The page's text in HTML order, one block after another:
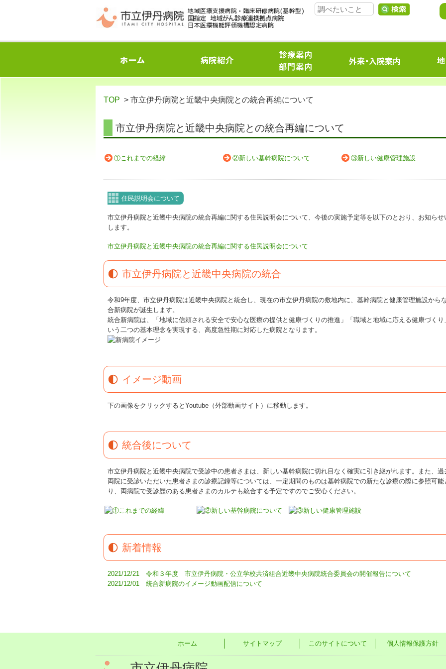
TOP > 市立伊丹病院と近畿中央病院との統合再編について
市立伊丹病院と近畿中央病院との統合再編について
①これまでの経緯 ②新しい基幹病院について ③新しい健康管理施設
住民説明会について
市立伊丹病院と近畿中央病院の統合再編に関する住民説明会について、今後の実施予定等を以下のとおり、お知らせ
します。
市立伊丹病院と近畿中央病院の統合再編に関する住民説明会について
市立伊丹病院と近畿中央病院の統合
令和9年度、市立伊丹病院は近畿中央病院と統合し、現在の市立伊丹病院の敷地内に、基幹病院と健康管理施設から
合新病院が誕生します。
統合新病院は、「地域に信頼される安全で安心な医療の提供と健康づくりの推進」「職域と地域に応える健康づくり
いう二つの基本理念を実現する、高度急性期に対応した病院となります。
イメージ動画
下の画像をクリックするとYoutube（外部動画サイト）に移動します。
統合後について
市立伊丹病院と近畿中央病院で受診中の患者さまは、新しい基幹病院に切れ目なく確実に引き継がれます。また、過
両院に受診いただいた患者さまの診療記録等については、一定期間のものは基幹病院での新たな診療の際に参照可能
り、両病院で受診歴のある患者さまのカルテも統合する予定ですのでご安心ください。
新着情報
2021/12/21 令和３年度 市立伊丹病院・公立学校共済組合近畿中央病院統合委員会の開催報告について
2021/12/01 統合新病院のイメージ動画配信について
ホーム サイトマップ このサイトについて 個人情報保護方針